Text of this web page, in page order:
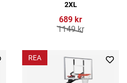
2XL
689 kr
1149 kr
REA